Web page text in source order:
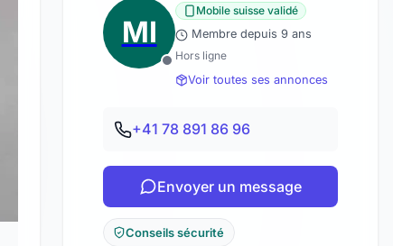
MI
Mobile suisse validé
Membre depuis 9 ans
Hors ligne
Voir toutes ses annonces
+41 78 891 86 96
Envoyer un message
Conseils sécurité